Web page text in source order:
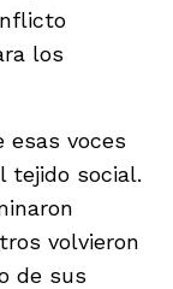
los
esas voces
tejido social.
volvieron
de sus